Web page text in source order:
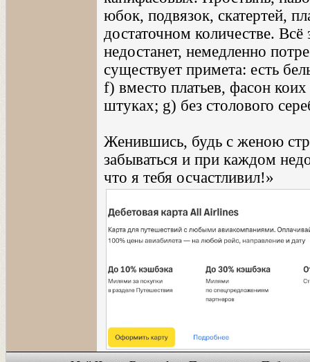
юбок, подвязок, скатертей,
достаточном количестве.
недостанет, немедленно
существует примета: есть
f) вместо платьев, фасон
штуках; g) без столового
Женившись, будь с женою
забываться и при каждом
что я тебя осчастливил!»